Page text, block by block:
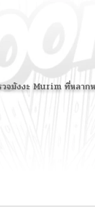
จมังงะ Murim ที่หลา